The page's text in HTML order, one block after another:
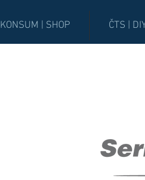
KONSUM | SHOP ČTS |